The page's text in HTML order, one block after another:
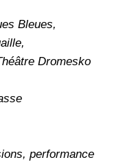
Bleues,
Dromesko
performance